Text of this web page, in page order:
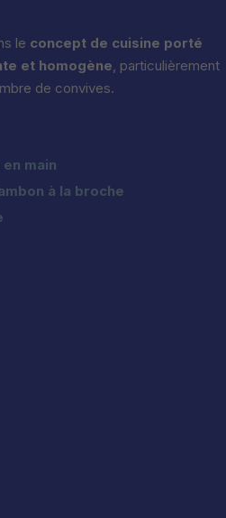
le concept de cuisine porté
et homogène, particulièrement
de convives.
main
à la broche